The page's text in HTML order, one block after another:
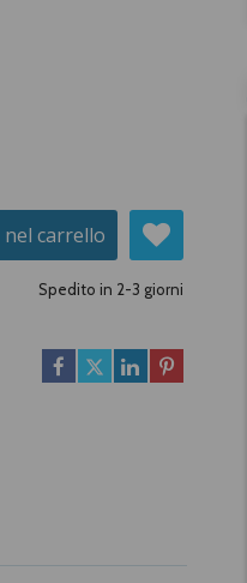
carrello
Spedito in 2-3 giorni